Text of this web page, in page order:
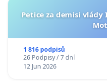
Petice za demisi vlády
1 816 podpisů
26 Podpisy / 7 dní
12 Jun 2026